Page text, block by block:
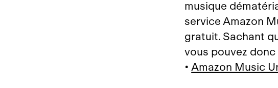
musique
service Amazon
gratuit. Sachant
vous pouvez
•Amazon Music